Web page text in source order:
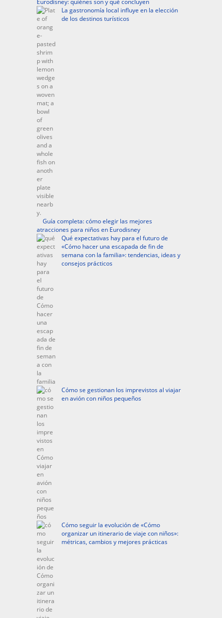
Eurodisney: quiénes son y qué concluyen
La gastronomía local influye en la elección
de los destinos turísticos
Guía completa: cómo elegir las mejores
atracciones para niños en Eurodisney
Qué expectativas hay para el futuro de
«Cómo hacer una escapada de fin de
semana con la familia»: tendencias, ideas y
consejos prácticos
Cómo se gestionan los imprevistos al viajar
en avión con niños pequeños
Cómo seguir la evolución de «Cómo
organizar un itinerario de viaje con niños»:
métricas, cambios y mejores prácticas